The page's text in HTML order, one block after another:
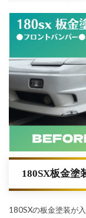
180SX板金塗
180SXの板金塗装が